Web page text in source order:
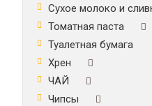
Сухое молоко и
Томатная паста
Туалетная бумага
Хрен
ЧАЙ
Чипсы